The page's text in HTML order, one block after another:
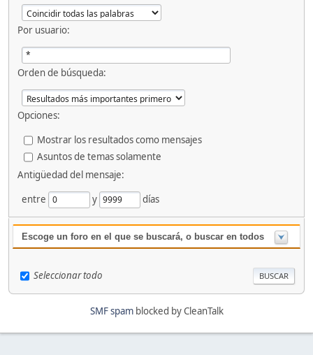
Por usuario:
Orden de búsqueda:
Opciones:
Mostrar los resultados como mensajes
Asuntos de temas solamente
Antigüedad del mensaje:
entre
y días
Escoge un foro en el que se buscará, o buscar en todos
Seleccionar todo
SMF spamblocked by CleanTalk